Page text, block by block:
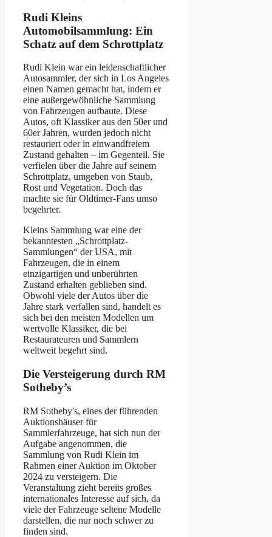
Rudi Kleins
Automobilsammlung: Ein
Schatz auf dem Schrottplatz
Rudi Klein war ein leidenschaftlicher
Autosammler, der sich in Los Angeles
einen Namen gemacht hat, indem er
eine außergewöhnliche Sammlung
von Fahrzeugen aufbaute. Diese
Autos, oft Klassiker aus den 50er und
60er Jahren, wurden jedoch nicht
restauriert oder in einwandfreiem
Zustand gehalten – im Gegenteil. Sie
verfielen über die Jahre auf seinem
Schrottplatz, umgeben von Staub,
Rost und Vegetation. Doch das
machte sie für Oldtimer-Fans umso
begehrter.
Kleins Sammlung war eine der
bekanntesten „Schrottplatz-
Sammlungen“ der USA, mit
Fahrzeugen, die in einem
einzigartigen und unberührten
Zustand erhalten geblieben sind.
Obwohl viele der Autos über die
Jahre stark verfallen sind, handelt es
sich bei den meisten Modellen um
wertvolle Klassiker, die bei
Restaurateuren und Sammlern
weltweit begehrt sind.
Die Versteigerung durch RM
Sotheby’s
RM Sotheby's, eines der führenden
Auktionshäuser für
Sammlerfahrzeuge, hat sich nun der
Aufgabe angenommen, die
Sammlung von Rudi Klein im
Rahmen einer Auktion im Oktober
2024 zu versteigern. Die
Veranstaltung zieht bereits großes
internationales Interesse auf sich, da
viele der Fahrzeuge seltene Modelle
darstellen, die nur noch schwer zu
finden sind.